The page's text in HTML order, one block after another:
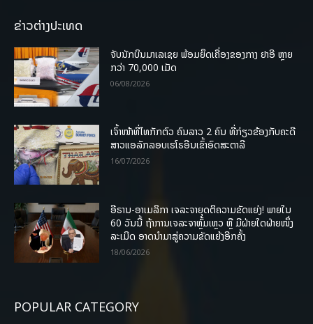
ຂ່າວຕ່າງປະເທດ
ຈັບນັກບິນມາເລເຊຍ ພ້ອມຍຶດເຄື່ອງຂອງກາງ ຢາອີ ຫຼາຍ
ກວ່າ 70,000 ເມັດ
06/08/2026
ເຈົ້າໜ້າທີ່ໄທກັກຕົວ ຄົນລາວ 2 ຄົນ ທີ່ກ່ຽວຂ້ອງກັບຄະດີ
ສາວແອລັກລອບເຮໂຣອີນເຂົ້າອົດສະຕາລີ
16/07/2026
ອີຣານ-ອາເມລິກາ ເຈລະຈາຍຸດຕິຄວາມຂັດແຍ່ງ! ພາຍໃນ
60 ວັນນີ້ ຖ້າການເຈລະຈາຫຼົ້ມເຫຼວ ຫຼື ມີຝ່າຍໃດຝ່າຍໜຶ່ງ
ລະເມີດ ອາດນໍາມາສູ່ຄວາມຂັດແຍ້ງອີກຄັ້ງ
18/06/2026
POPULAR CATEGORY